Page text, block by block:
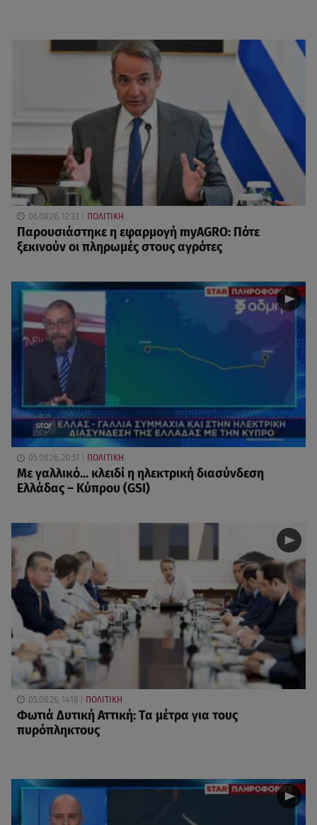
06.08.26, 12:33 ΠΟΛΙΤΙΚΗ
Παρουσιάστηκε η εφαρμογή myAGRO: Πότε
ξεκινούν οι πληρωμές στους αγρότες
05.08.26, 20:51 ΠΟΛΙΤΙΚΗ
Με γαλλικό... κλειδί η ηλεκτρική διασύνδεση
Ελλάδας – Κύπρου (GSI)
05.08.26, 14:18 ΠΟΛΙΤΙΚΗ
Φωτιά Δυτική Αττική: Τα μέτρα για τους
πυρόπληκτους